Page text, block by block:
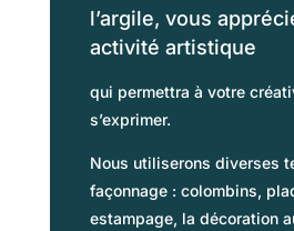
l’argile, vous
activité artistique
qui permettra à votre
s’exprimer.
Nous utiliserons diverses
façonnage : colombins,
estampage, la décoration